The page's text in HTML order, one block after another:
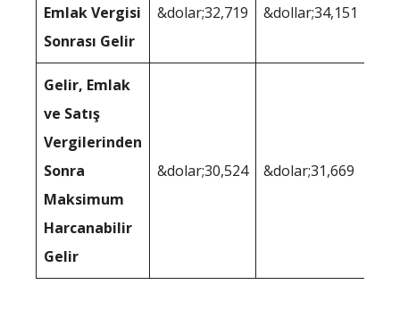
Emlak Vergisi
Sonrası Gelir
&dolar;32,719 &dollar;34,151
Gelir, Emlak
ve Satış
Vergilerinden
Sonra
Maksimum
Harcanabilir
Gelir
&dolar;30,524 &dolar;31,669